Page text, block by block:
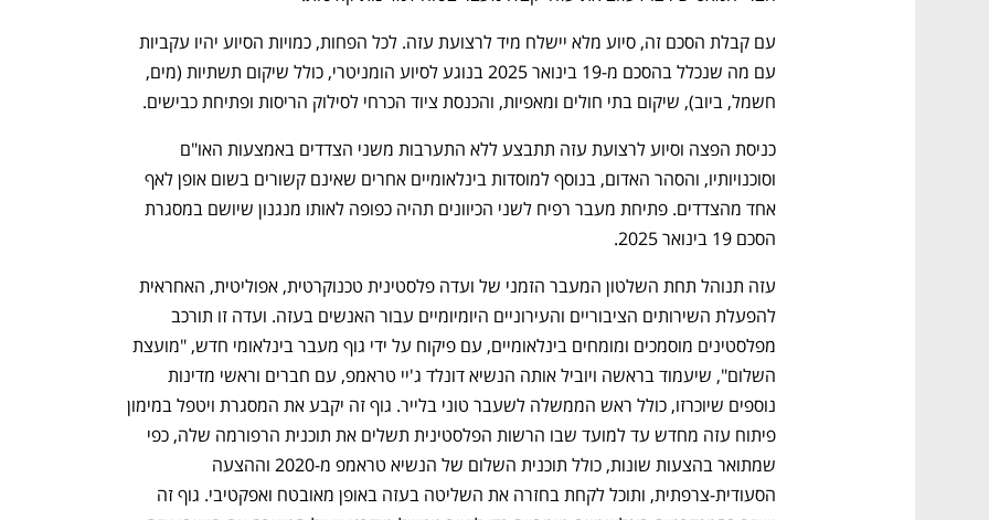
נפתח בכרטיסייה חדשה
ענף במתח גבוה
נפתח בכרטיסייה חדשה נפתח בכרטיסייה חדשה
הבית של ההייטק הישראלי
נפתח בכרטיסייה חדשה
חשמל, ביוב), שיקום בתי חולים ומאפיות, והכנסת ציוד הכרחי לסילוק הריסות ופתיחת כבישים.
הסכם 19 בינואר 2025.